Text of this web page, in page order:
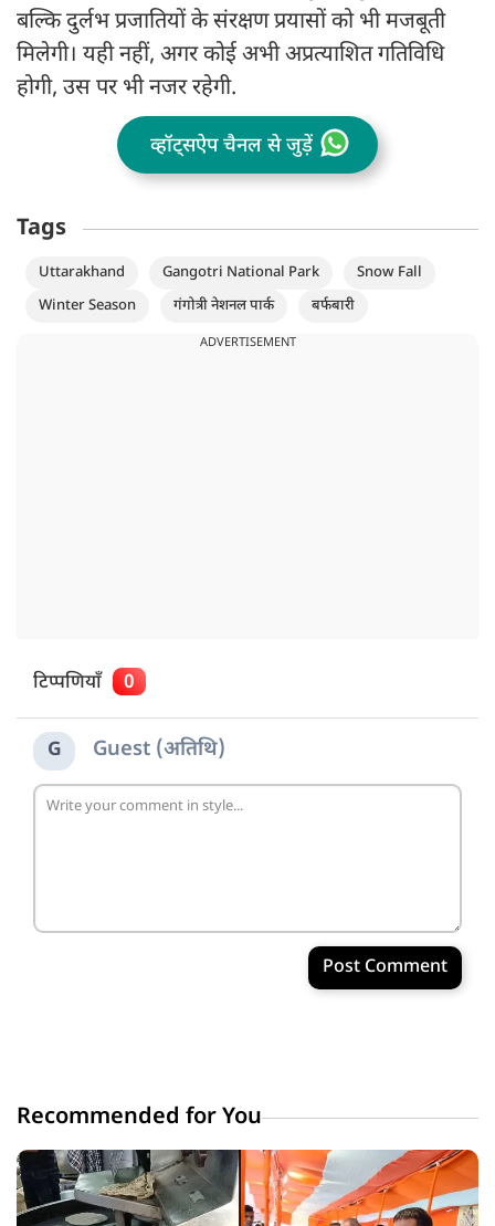
बल्कि दुर्लभ प्रजातियों के संरक्षण प्रयासों को भी मजबूती
मिलेगी। यही नहीं, अगर कोई अभी अप्रत्याशित गतिविधि
होगी, उस पर भी नजर रहेगी.
व्हॉट्सऐप चैनल से जुड़ें
Tags
Uttarakhand Gangotri National Park
Snow Fall
Winter Season
गंगोत्री नेशनल पार्क बर्फबारी
ADVERTISEMENT
टिप्पणियाँ 0
G Guest (अतिथि)
Post Comment
Recommended for You